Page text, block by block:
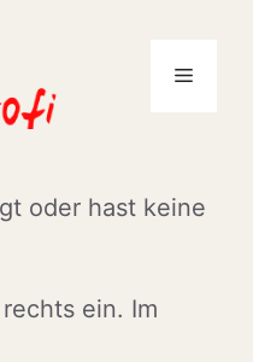
Menü
oder hast keine
ein. Im